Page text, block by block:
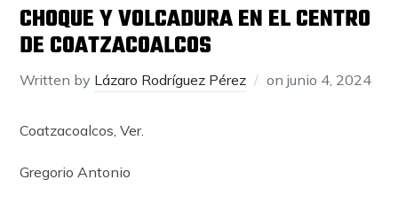
CHOQUE Y VOLCADURA EN EL CENTRO
DE COATZACOALCOS
Written by Lázaro Rodríguez Pérez onjunio 4, 2024
Coatzacoalcos, Ver.
Gregorio Antonio